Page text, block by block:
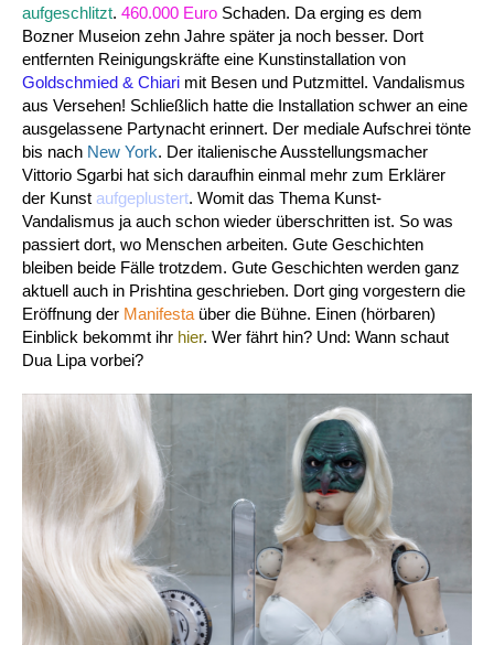
aufgeschlitzt. 460.000 Euro Schaden. Da erging es dem
Bozner Museion zehn Jahre später ja noch besser. Dort
entfernten Reinigungskräfte eine Kunstinstallation von
Goldschmied & Chiari mit Besen und Putzmittel. Vandalismus
aus Versehen! Schließlich hatte die Installation schwer an eine
ausgelassene Partynacht erinnert. Der mediale Aufschrei tönte
bis nach New York. Der italienische Ausstellungsmacher
Vittorio Sgarbi hat sich daraufhin einmal mehr zum Erklärer
der Kunst aufgeplustert. Womit das Thema Kunst-
Vandalismus ja auch schon wieder überschritten ist. So was
passiert dort, wo Menschen arbeiten. Gute Geschichten
bleiben beide Fälle trotzdem. Gute Geschichten werden ganz
aktuell auch in Prishtina geschrieben. Dort ging vorgestern die
Eröffnung der Manifesta über die Bühne. Einen (hörbaren)
Einblick bekommt ihr hier. Wer fährt hin? Und: Wann schaut
Dua Lipa vorbei?